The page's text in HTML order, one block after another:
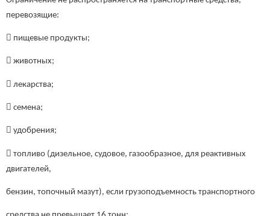
перевозящие:
 пищевые продукты;
 животных;
 лекарства;
 семена;
 удобрения;
 топливо (дизельное, судовое, газообразное, для реактивных
двигателей,
бензин, топочный мазут), если грузоподъемность транспортного